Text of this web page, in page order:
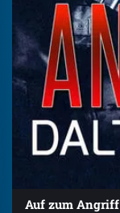
Auf zum Angriff